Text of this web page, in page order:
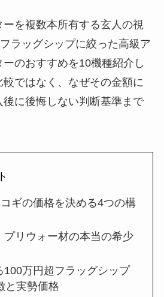
ーを複数本所有する玄人の視
ラッグシップに絞った高級ア
のおすすめを10機種紹介し
較ではなく、なぜその金額に
に後悔しない判断基準まで
ギの価格を決める4つの構
プリウォー材の本当の希少
100万円超フラッグシップ
と実勢価格